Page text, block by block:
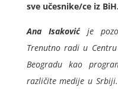
sve učesnike/ce iz BiH.
Ana Isakovićje
Trenutno radi u
Beogradu kao
različite medije u Srbiji.